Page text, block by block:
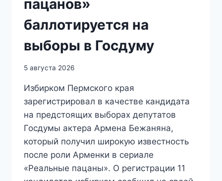
пацанов»
баллотируется на
выборы в Госдуму
5 августа 2026
Избирком Пермского края
зарегистрировал в качестве кандидата
на предстоящих выборах депутатов
Госдумы актера Армена Бежаняна,
который получил широкую известность
после роли Арменки в сериале
«Реальные пацаны». О регистрации 11